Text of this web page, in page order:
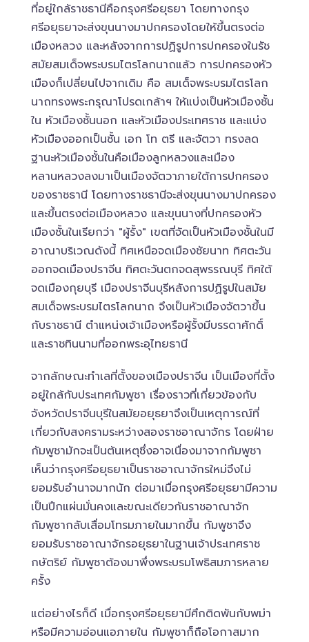
ที่อยู่ใกล้ราชธานีคือกรุงศรีอยุธยา โดยทางกรุง
ศรีอยุธยาจะส่งขุนนางมาปกครองโดยให้ขึ้นตรงต่อ
เมืองหลวง และหลังจากการปฏิรูปการปกครองในรัช
สมัยสมเด็จพระบรมไตรโลกนาถแล้ว การปกครองหัว
เมืองก็เปลี่ยนไปจากเดิม คือ สมเด็จพระบรมไตรโลก
นาถทรงพระกรุณาโปรดเกล้าฯ ให้แบ่งเป็นหัวเมืองชั้น
ใน หัวเมืองชั้นนอก และหัวเมืองประเทศราช และแบ่ง
หัวเมืองออกเป็นชั้น เอก โท ตรี และจัตวา ทรงลด
ฐานะหัวเมืองชั้นในคือเมืองลูกหลวงและเมือง
หลานหลวงลงมาเป็นเมืองจัตวาภายใต้การปกครอง
ของราชธานี โดยทางราชธานีจะส่งขุนนางมาปกครอง
และขึ้นตรงต่อเมืองหลวง และขุนนางที่ปกครองหัว
เมืองชั้นในเรียกว่า "ผู้รั้ง" เขตที่จัดเป็นหัวเมืองชั้นในมี
อาณาบริเวณดังนี้ ทิศเหนือจดเมืองชัยนาท ทิศตะวัน
ออกจดเมืองปราจีน ทิศตะวันตกจดสุพรรณบุรี ทิศใต้
จดเมืองกุยบุรี เมืองปราจีนบุรีหลังการปฏิรูปในสมัย
สมเด็จพระบรมไตรโลกนาถ จึงเป็นหัวเมืองจัตวาขึ้น
กับราชธานี ตำแหน่งเจ้าเมืองหรือผู้รั้งมีบรรดาศักดิ์
และราชทินนามที่ออกพระอุไทยธานี
จากลักษณะทำเลที่ตั้งของเมืองปราจีน เป็นเมืองที่ตั้ง
อยู่ใกล้กับประเทศกัมพูชา เรื่องราวที่เกี่ยวข้องกับ
จังหวัดปราจีนบุรีในสมัยอยุธยาจึงเป็นเหตุการณ์ที่
เกี่ยวกับสงครามระหว่างสองราชอาณาจักร โดยฝ่าย
กัมพูชามักจะเป็นต้นเหตุซึ่งอาจเนื่องมาจากกัมพูชา
เห็นว่ากรุงศรีอยุธยาเป็นราชอาณาจักรใหม่จึงไม่
ยอมรับอำนาจมากนัก ต่อมาเมื่อกรุงศรีอยุธยามีความ
เป็นปึกแผ่นมั่นคงและขณะเดียวกันราชอาณาจัก
กัมพูชากลับเสื่อมโทรมภายในมากขึ้น กัมพูชาจึง
ยอมรับราชอาณาจักรอยุธยาในฐานเจ้าประเทศราช
กษัตริย์ กัมพูชาต้องมาพึ่งพระบรมโพธิสมภารหลาย
ครั้ง
แต่อย่างไรก็ดี เมื่อกรุงศรีอยุธยามีศึกติดพันกับพม่า
หรือมีความอ่อนแอภายใน กัมพูชาก็ถือโอกาสมาก